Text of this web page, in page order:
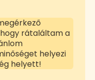
rátaláltam a
helyezi
helyett!